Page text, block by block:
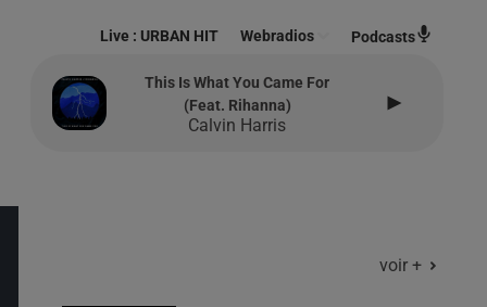
Live : URBAN HIT Webradios Podcasts
This Is What You Came For
(feat. Rihanna)
Calvin Harris
voir +